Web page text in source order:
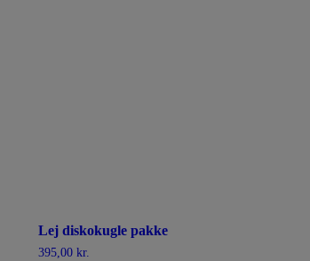
Lej diskokugle pakke
395,00 kr.